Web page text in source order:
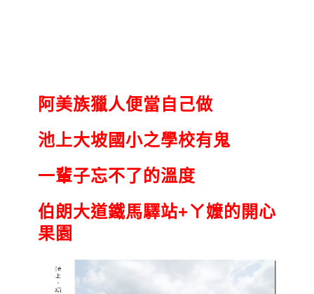
阿美族獵人便當自己做
池上大坡國小之學校有鬼
一輩子忘不了的溫度
伯朗大道鐵馬驛站+ㄚ嬤的開心
果園